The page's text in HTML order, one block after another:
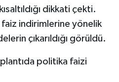
dikkati çekti.
indirimlerine yönelik
çıkarıldığı görüldü.
politika faizi